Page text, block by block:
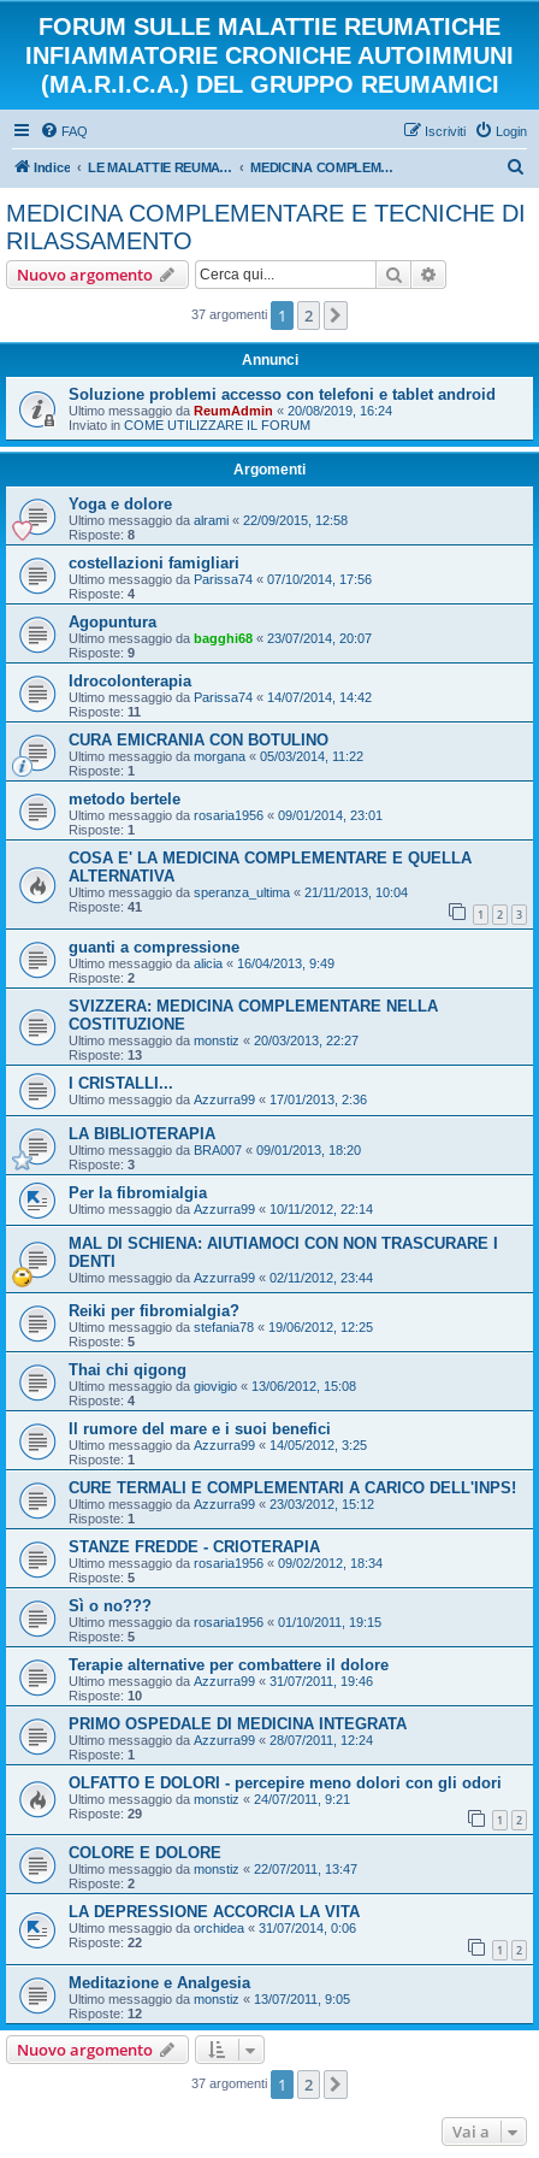
FORUM SULLE MALATTIE REUMATICHE
INFIAMMATORIE CRONICHE AUTOIMMUNI
(MA.R.I.C.A.) DEL GRUPPO REUMAMICI
FAQ Login
Iscriviti
Indice LE MALATTIE REUMATICHE INFIAMMATORIE CRONICHE AUTOIMMUNI MEDICINA COMPLEMENTARE E TECNICHE DI RILASSAMENTO
MEDICINA COMPLEMENTARE E TECNICHE DI
RILASSAMENTO
Nuovo argomento Cerca
37 argomenti 1 2
Annunci
Soluzione problemi accesso con telefoni e tablet android
Ultimo messaggio da ReumAdmin « 20/08/2019, 16:24
Inviato in COME UTILIZZARE IL FORUM
Argomenti
Yoga e dolore
Ultimo messaggio da alrami « 22/09/2015, 12:58
Risposte: 8
costellazioni famigliari
Ultimo messaggio da Parissa74 « 07/10/2014, 17:56
Risposte: 4
Agopuntura
Ultimo messaggio da bagghi68 « 23/07/2014, 20:07
Risposte: 9
Idrocolonterapia
Ultimo messaggio da Parissa74 « 14/07/2014, 14:42
Risposte: 11
CURA EMICRANIA CON BOTULINO
Ultimo messaggio da morgana « 05/03/2014, 11:22
Risposte: 1
metodo bertele
Ultimo messaggio da rosaria1956 « 09/01/2014, 23:01
Risposte: 1
COSA E' LA MEDICINA COMPLEMENTARE E QUELLA
ALTERNATIVA
Ultimo messaggio da speranza_ultima « 21/11/2013, 10:04
Risposte: 41 1 2 3
guanti a compressione
Ultimo messaggio da alicia « 16/04/2013, 9:49
Risposte: 2
SVIZZERA: MEDICINA COMPLEMENTARE NELLA
COSTITUZIONE
Ultimo messaggio da monstiz « 20/03/2013, 22:27
Risposte: 13
I CRISTALLI...
Ultimo messaggio da Azzurra99 « 17/01/2013, 2:36
LA BIBLIOTERAPIA
Ultimo messaggio da BRA007 « 09/01/2013, 18:20
Risposte: 3
Per la fibromialgia
Ultimo messaggio da Azzurra99 « 10/11/2012, 22:14
MAL DI SCHIENA: AIUTIAMOCI CON NON TRASCURARE I
DENTI
Ultimo messaggio da Azzurra99 « 02/11/2012, 23:44
Reiki per fibromialgia?
Ultimo messaggio da stefania78 « 19/06/2012, 12:25
Risposte: 5
Thai chi qigong
Ultimo messaggio da giovigio « 13/06/2012, 15:08
Risposte: 4
Il rumore del mare e i suoi benefici
Ultimo messaggio da Azzurra99 « 14/05/2012, 3:25
Risposte: 1
CURE TERMALI E COMPLEMENTARI A CARICO DELL'INPS!
Ultimo messaggio da Azzurra99 « 23/03/2012, 15:12
Risposte: 1
STANZE FREDDE - CRIOTERAPIA
Ultimo messaggio da rosaria1956 « 09/02/2012, 18:34
Risposte: 5
Sì o no???
Ultimo messaggio da rosaria1956 « 01/10/2011, 19:15
Risposte: 5
Terapie alternative per combattere il dolore
Ultimo messaggio da Azzurra99 « 31/07/2011, 19:46
Risposte: 10
PRIMO OSPEDALE DI MEDICINA INTEGRATA
Ultimo messaggio da Azzurra99 « 28/07/2011, 12:24
Risposte: 1
OLFATTO E DOLORI - percepire meno dolori con gli odori
Ultimo messaggio da monstiz « 24/07/2011, 9:21
Risposte: 29 1 2
COLORE E DOLORE
Ultimo messaggio da monstiz « 22/07/2011, 13:47
Risposte: 2
LA DEPRESSIONE ACCORCIA LA VITA
Ultimo messaggio da orchidea « 31/07/2014, 0:06
Risposte: 22 1 2
Meditazione e Analgesia
Ultimo messaggio da monstiz « 13/07/2011, 9:05
Risposte: 12
Nuovo argomento
37 argomenti 1 2
Vai a